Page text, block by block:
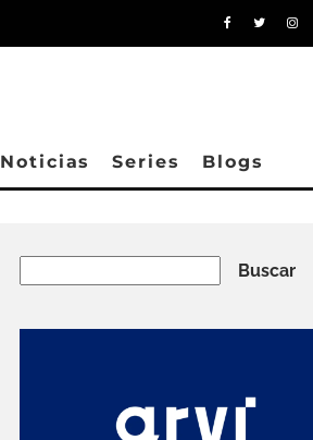
Noticias Series Blogs
Buscar